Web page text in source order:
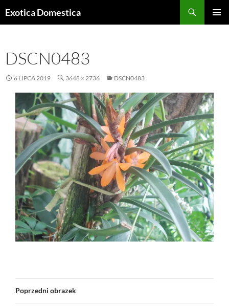
doExotica Domestica
DSCN0483
6 LIPCA 2019 3648 × 2736 DSCN0483
Poprzedni obrazek